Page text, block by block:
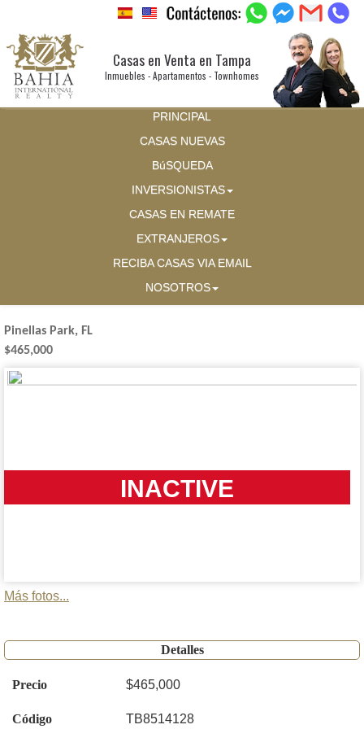
Casas en Venta en Tampa
Inmuebles - Apartamentos - Townhomes
PRINCIPAL
CASAS NUEVAS
BúSQUEDA
INVERSIONISTAS
CASAS EN REMATE
EXTRANJEROS
RECIBA CASAS VIA EMAIL
NOSOTROS
Pinellas Park, FL
$465,000
INACTIVE
Más fotos...
Detalles
Precio $465,000
Código TB8514128